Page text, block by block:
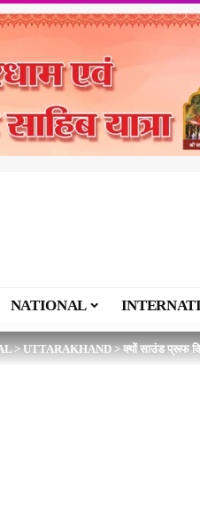
NATIONAL
>UTTARAKHAND>क्यों साउंड प्रूफ